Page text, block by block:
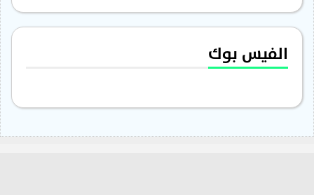
الفيس بوك